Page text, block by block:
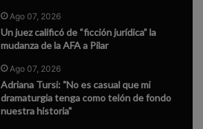
Ago 07, 2026
Un juez calificó de “ficción jurídica” la
mudanza de la AFA a Pilar
Ago 07, 2026
Adriana Tursi: "No es casual que mi
dramaturgia tenga como telón de fondo
nuestra historia"